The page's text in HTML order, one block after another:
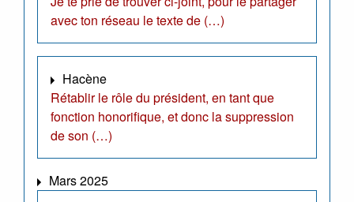
avec ton réseau le texte de (…)
Hacène
Rétablir le rôle du président, en tant que
fonction honorifique, et donc la suppression
de son (…)
Mars 2025